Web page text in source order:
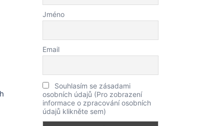
Jméno
Email
Souhlasím se zásadami
osobních údajů (Pro zobrazení
informace o zpracování osobních
údajů klikněte sem)